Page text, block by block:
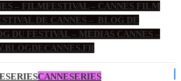
– FILMFESTIVAL – CANNES FILM
DE CANNES – BLOG DE
DU FESTIVAL – MEDIAS CANNES –
CANNESERIES